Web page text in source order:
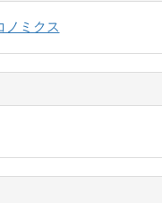
ノミクス